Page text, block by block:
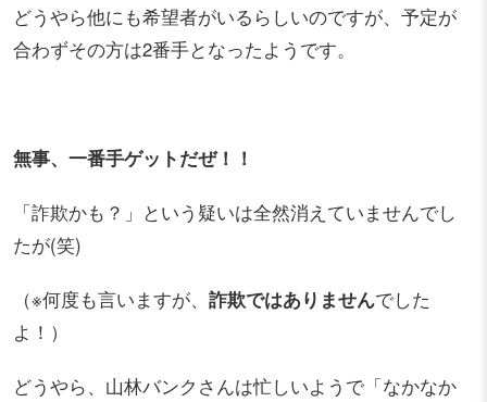
どうやら他にも希望者がいるらしいのですが、予定が
合わずその方は2番手となったようです。
無事、一番手ゲットだぜ！！
「詐欺かも？」という疑いは全然消えていませんでし
たが(笑)
（※何度も言いますが、 詐欺ではありませんでした
よ！）
どうやら、山林バンクさんは忙しいようで「なかなか